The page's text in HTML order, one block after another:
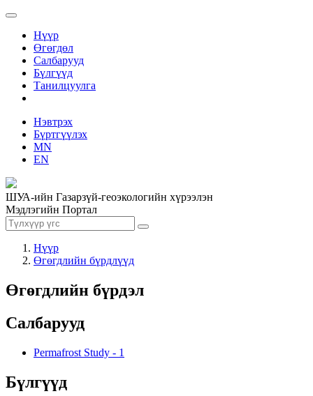
Нүүр
Өгөгдөл
Салбарууд
Бүлгүүд
Танилцуулга
Нэвтрэх
Бүртгүүлэх
MN
EN
ШУА-ийн Газарзүй-геоэкологийн хүрээлэн
Мэдлэгийн Портал
Нүүр
Өгөгдлийн бүрдлүүд
Өгөгдлийн бүрдэл
Салбарууд
Permafrost Study - 1
Бүлгүүд